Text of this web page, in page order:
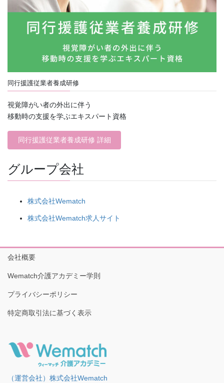
同行援護従業者養成研修
視覚障がい者の外出に伴う
移動時の支援を学ぶエキスパート資格
同行援護従業者養成研修 詳細
グループ会社
株式会社Wematch
株式会社Wematch求人サイト
会社概要
Wematch介護アカデミー学則
プライバシーポリシー
特定商取引法に基づく表示
（運営会社）株式会社Wematch